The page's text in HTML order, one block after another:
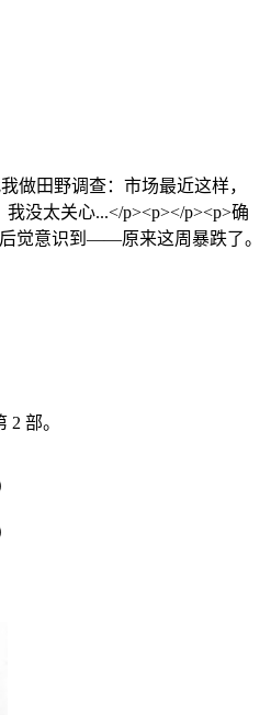
做田野调查：市场最近这样，
没太关心...</p><p></p><p>确
觉意识到——原来这周暴跌了。
2 部。